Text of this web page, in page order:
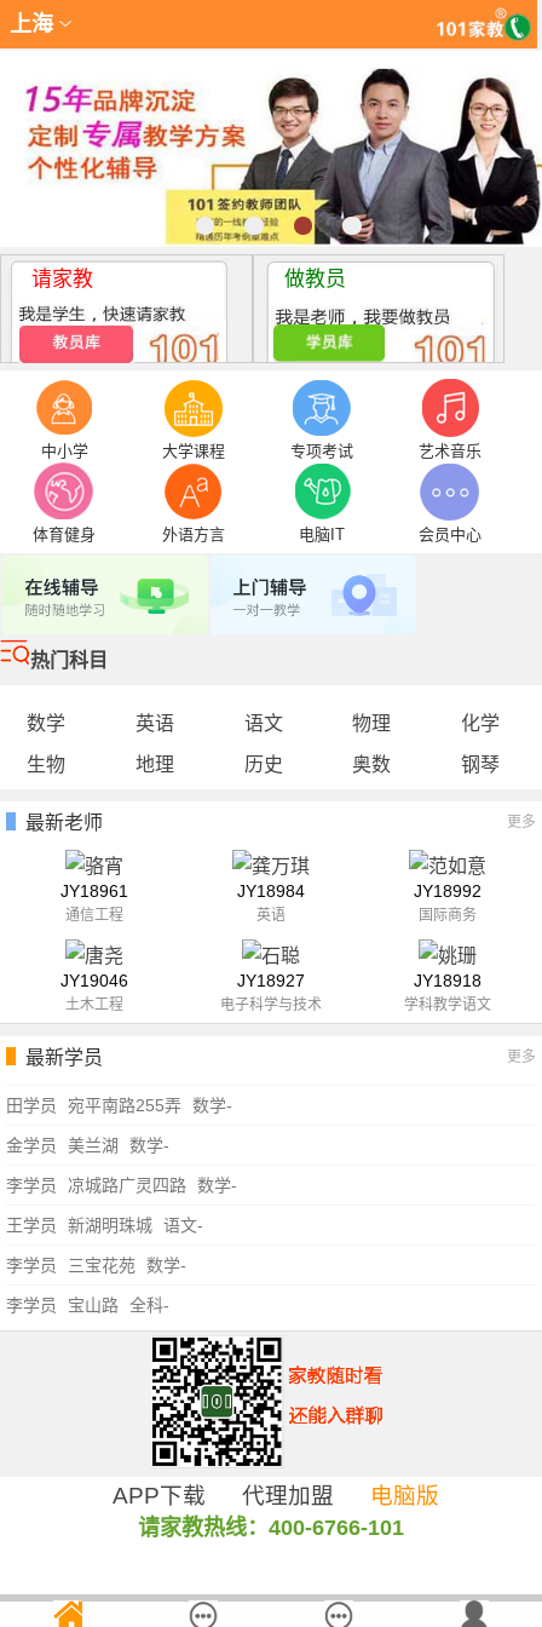
上海
请家教 做教员
中小学 大学课程 专项考试 艺术音乐
体育健身 外语方言 电脑IT 会员中心
热门科目
数学 英语 语文 物理
化学
生物
地理 历史 奥数 钢琴
最新老师 更多
JY18961
通信工程
JY18984
英语
JY18992
国际商务
JY19046
土木工程
JY18927
电子科学与技术
JY18918
学科教学语文
最新学员 更多
田学员 宛平南路255弄 数学-
金学员 美兰湖 数学-
李学员 凉城路广灵四路 数学-
王学员 新湖明珠城 语文-
李学员 三宝花苑 数学-
李学员 宝山路 全科-
APP下载 代理加盟 电脑版
请家教热线：400-6766-101